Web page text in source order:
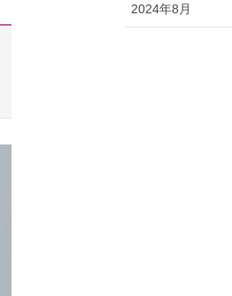
2024年8月